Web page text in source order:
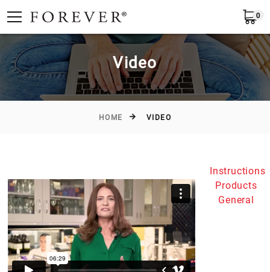
EN Greece Submit
0
Video
HOME VIDEO
Instructions
Products
General